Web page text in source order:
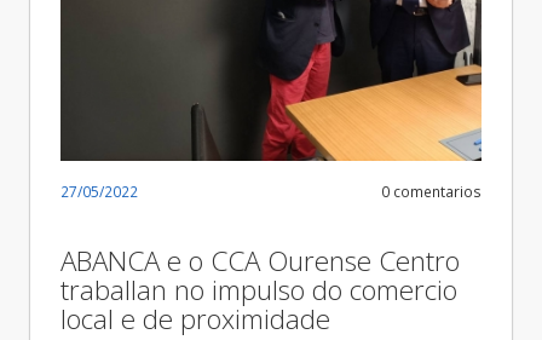
27/05/2022 0 comentarios
ABANCA e o CCA Ourense Centro
traballan no impulso do comercio
local e de proximidade